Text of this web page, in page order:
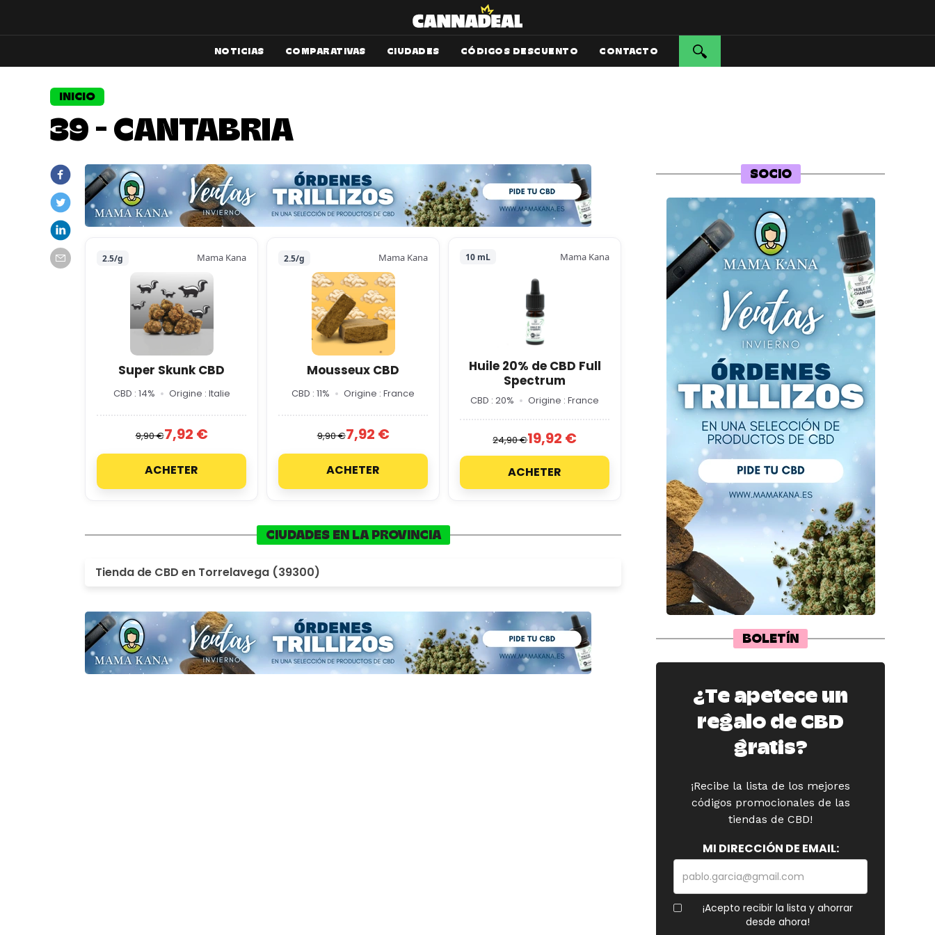
NOTICIAS COMPARATIVAS CIUDADES CÓDIGOS DESCUENTO CONTACTO
INICIO
39 - CANTABRIA
2.5/g Mama Kana
Super Skunk CBD
CBD : 14% Origine : Italie
9,90 €7,92 €
ACHETER
2.5/g Mama Kana
Mousseux CBD
CBD : 11% Origine : France
9,90 €7,92 €
ACHETER
10 mL Mama Kana
Huile 20% de CBD Full
Spectrum
CBD : 20% Origine : France
24,90 €19,92 €
ACHETER
CIUDADES EN LA PROVINCIA
Tienda de CBD en Torrelavega (39300)
SOCIO
BOLETÍN
¿Te apetece un
regalo de CBD
gratis?
¡Recibe la lista de los mejores
códigos promocionales de las
tiendas de CBD!
MI DIRECCIÓN DE EMAIL:
¡Acepto recibir la lista y ahorrar
desde ahora!